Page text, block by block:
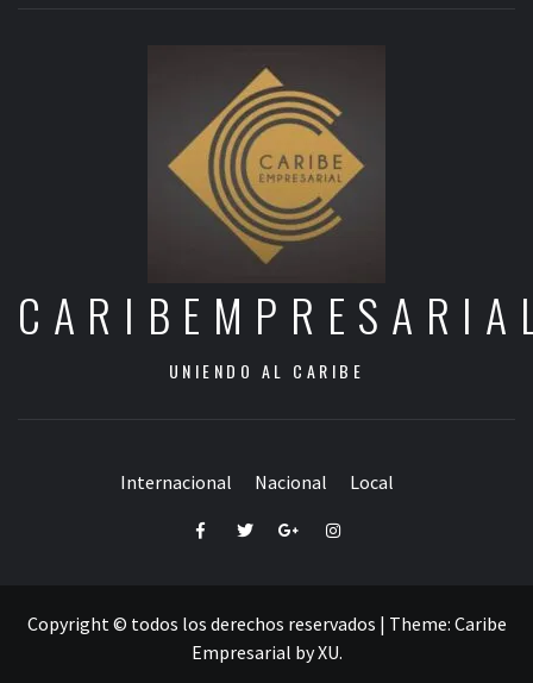
UNIENDO AL CARIBE
Internacional Nacional Local
FacebookTwitterGoogle+Instagram
Copyright © todos los derechos reservados | Theme: Caribe
Empresarial byXU.